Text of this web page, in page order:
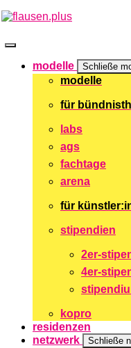
Zum
springen
modelle Schließe
modelle
für
labs
ags
fachtage
arena
für
stipendien
2er-
4er-
kopro
residenzen
netzwerk
Schließe